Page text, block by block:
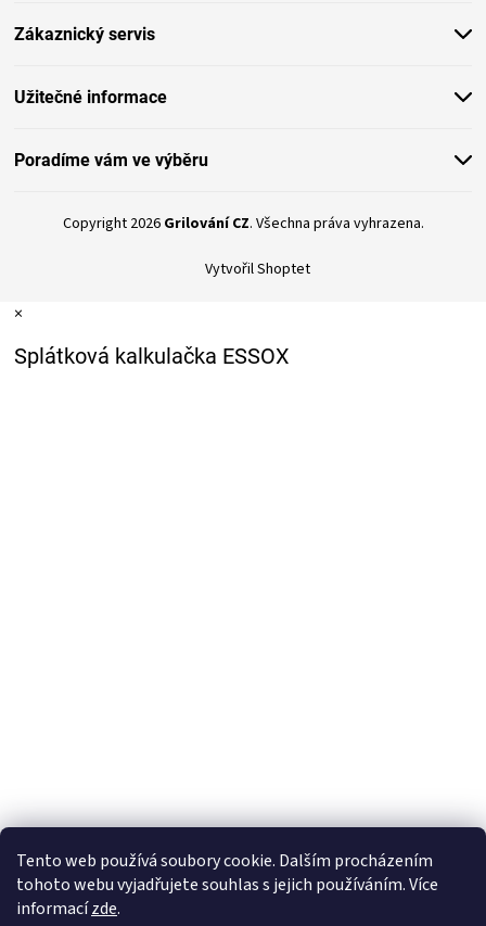
Tento web používá soubory cookie. Dalším procházením
tohoto webu vyjadřujete souhlas s jejich používáním. Více
informacízde.
Zákaznický servis
Užitečné informace
Poradíme vám ve výběru
Vytvořil Shoptet
Copyright 2026 Grilování CZ. Všechna práva vyhrazena.
×
Splátková kalkulačka ESSOX